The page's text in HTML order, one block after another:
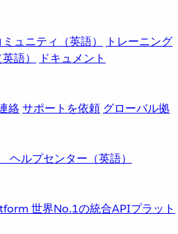
ミュニティ（英語）
トレーニング
語）
ドキュメント
絡サポートを依頼 グローバル拠
ヘルプセンター（英語）
世界No.1の統合APIプラット